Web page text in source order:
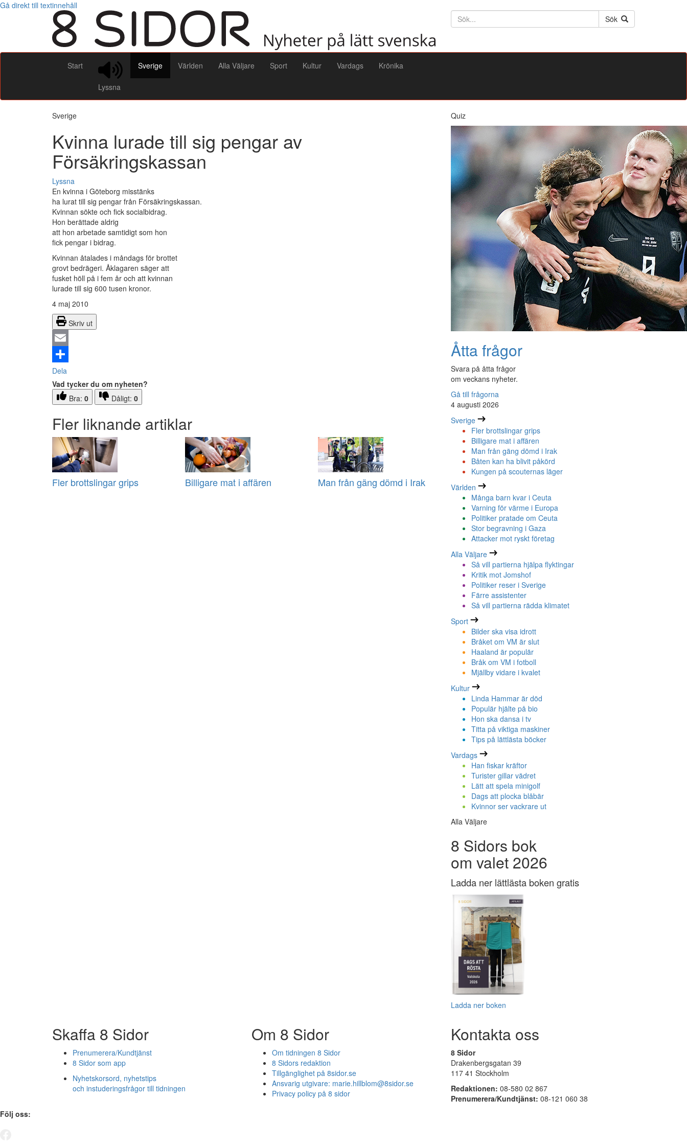
Gå direkt till textinnehåll
Söktext
Sök
Start
Lyssna
Sverige Världen Alla Väljare Sport Kultur Vardags Krönika
Sverige
Kvinna lurade till sig pengar av
Försäkringskassan
Lyssna
En kvinna i Göteborg misstänks
ha lurat till sig pengar från Försäkringskassan.
Kvinnan sökte och fick socialbidrag.
Hon berättade aldrig
att hon arbetade samtidigt som hon
fick pengar i bidrag.
Kvinnan åtalades i måndags för brottet
grovt bedrägeri. Åklagaren säger att
fusket höll på i fem år och att kvinnan
lurade till sig 600 tusen kronor.
4 maj 2010
Skriv ut
Email
Dela
Vad tycker du om nyheten?
Bra: 0 Dåligt: 0
Fler liknande artiklar
Fler brottslingar grips Billigare mat i affären Man från gäng dömd i Irak
Quiz
Åtta frågor
Svara på åtta frågor
om veckans nyheter.
Gå till frågorna
4 augusti 2026
Sverige
Fler brottslingar grips
Billigare mat i affären
Man från gäng dömd i Irak
Båten kan ha blivit påkörd
Kungen på scouternas läger
Världen
Många barn kvar i Ceuta
Varning för värme i Europa
Politiker pratade om Ceuta
Stor begravning i Gaza
Attacker mot ryskt företag
Alla Väljare
Så vill partierna hjälpa flyktingar
Kritik mot Jomshof
Politiker reser i Sverige
Färre assistenter
Så vill partierna rädda klimatet
Sport
Bilder ska visa idrott
Bråket om VM är slut
Haaland är populär
Bråk om VM i fotboll
Mjällby vidare i kvalet
Kultur
Linda Hammar är död
Populär hjälte på bio
Hon ska dansa i tv
Titta på viktiga maskiner
Tips på lättlästa böcker
Vardags
Han fiskar kräftor
Turister gillar vädret
Lätt att spela minigolf
Dags att plocka blåbär
Kvinnor ser vackrare ut
Alla Väljare
8 Sidors bok
om valet 2026
Ladda ner lättlästa boken gratis
Ladda ner boken
Skaffa 8 Sidor
Prenumerera/Kundtjänst
8 Sidor som app
Nyhetskorsord, nyhetstips
och instuderingsfrågor till tidningen
Om 8 Sidor
Om tidningen 8 Sidor
8 Sidors redaktion
Tillgänglighet på 8sidor.se
Ansvarig utgivare: marie.hillblom@8sidor.se
Privacy policy på 8 sidor
Kontakta oss
8 Sidor
Drakenbergsgatan 39
117 41 Stockholm
Redaktionen: 08-580 02 867
Prenumerera/Kundtjänst: 08-121 060 38
Följ oss: